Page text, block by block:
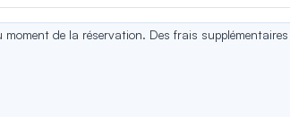
de la réservation. Des frais